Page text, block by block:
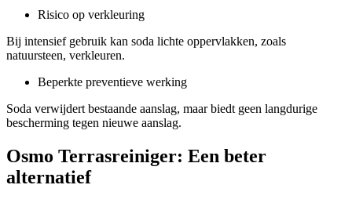
Risico op verkleuring
Bij intensief gebruik kan soda lichte oppervlakken, zoals
natuursteen, verkleuren.
Beperkte preventieve werking
Soda verwijdert bestaande aanslag, maar biedt geen langdurige
bescherming tegen nieuwe aanslag.
Osmo Terrasreiniger: Een beter
alternatief